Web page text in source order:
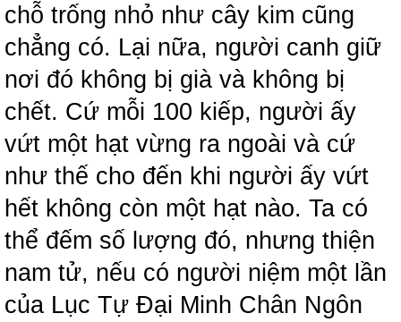
chỗ trống nhỏ như cây kim cũng
chẳng có. Lại nữa, người canh giữ
nơi đó không bị già và không bị
chết. Cứ mỗi 100 kiếp, người ấy
vứt một hạt vừng ra ngoài và cứ
như thế cho đến khi người ấy vứt
hết không còn một hạt nào. Ta có
thể đếm số lượng đó, nhưng thiện
nam tử, nếu có người niệm một lần
của Lục Tự Đại Minh Chân Ngôn